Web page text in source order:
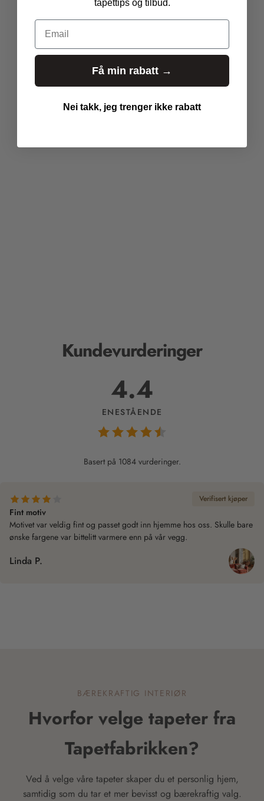
l
r
r
i
Kundevurderinger
4.4
ENESTÅENDE
Basert på 1084 vurderinger.
Verifisert kjøper
Fint motiv
Motivet var veldig fint og passet godt inn hjemme hos oss. Skulle bare
ønske fargene var bittelitt varmere enn på vår vegg.
Linda P.
BÆREKRAFTIG INTERIØR
Hvorfor velge tapeter fra
Tapetfabrikken?
Ved å velge våre tapeter skaper du et personlig hjem,
samtidig som du tar et mer bevisst og bærekraftig valg.
tapettips og tilbud.
Email
Få min rabatt →
Nei takk, jeg trenger ikke rabatt